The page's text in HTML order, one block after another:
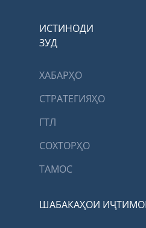
ИСТИНОДИ
ЗУД
ХАБАРҲО
СТРАТЕГИЯҲО
ГТЛ
СОХТОРҲО
ТАМОС
ШАБАКАҲОИ